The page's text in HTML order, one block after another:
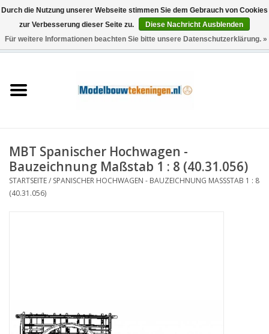
0 Artikel - €0,00
Schiffe
Holzbau
Landschaft
Neue Zeichnungen
MBT Spanischer Hochwagen -
Bauzeichnung Maßstab 1 : 8 (40.31.056)
STARTSEITE/ SPANISCHER HOCHWAGEN - BAUZEICHNUNG MASSSTAB 1 : 8 (
40.31.056)
Durch die Nutzung unserer Webseite stimmen Sie dem Gebrauch von Cookies
zur Verbesserung dieser Seite zu.
Diese Nachricht Ausblenden
Für weitere Informationen beachten Sie bitte unsere Datenschutzerklärung. »